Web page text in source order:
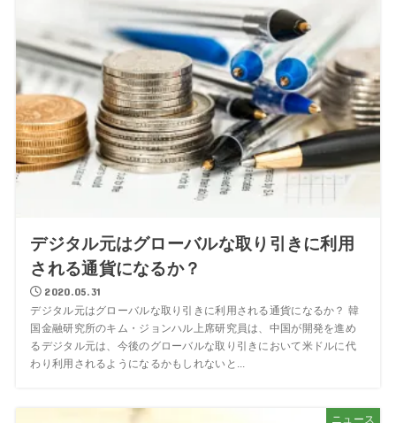
デジタル元はグローバルな取り引きに利用
される通貨になるか？
2020.05.31
デジタル元はグローバルな取り引きに利用される通貨になるか？ 韓
国金融研究所のキム・ジョンハル上席研究員は、中国が開発を進め
るデジタル元は、今後のグローバルな取り引きにおいて米ドルに代
わり利用されるようになるかもしれないと...
ニュース